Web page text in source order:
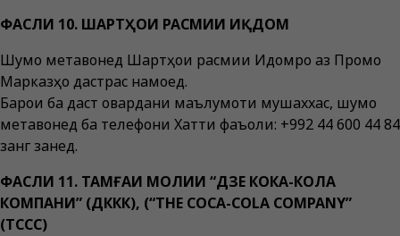
ФАСЛИ 10. ШАРТҲОИ РАСМИИ ИҚДОМ
Шумо метавонед Шартҳои расмии Иқдомро аз Промо
Марказҳо дастрас намоед.
Барои ба даст овардани маълумоти мушаххас, шумо
метавонед ба телефони Хатти фаъоли: +992 44 600 44 84
занг занед.
ФАСЛИ 11. ТАМҒАИ МОЛИИ “ДЗЕ КОКА-КОЛА
КОМПАНИ” (ДККК), (“THE COCA-COLA COMPANY”
(TCCC)